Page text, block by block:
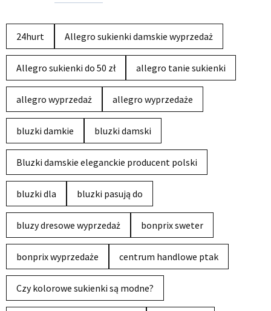
24hurt Allegro sukienki damskie wyprzedaż
Allegro sukienki do 50 zł allegro tanie sukienki
allegro wyprzedaż allegro wyprzedaże
bluzki damkie bluzki damski
Bluzki damskie eleganckie producent polski
bluzki dla bluzki pasują do
bluzy dresowe wyprzedaż bonprix sweter
bonprix wyprzedaże centrum handlowe ptak
Czy kolorowe sukienki są modne?